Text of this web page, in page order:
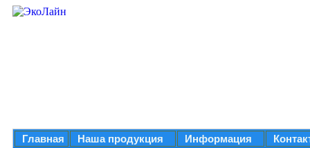
Главная Наша продукция Информация